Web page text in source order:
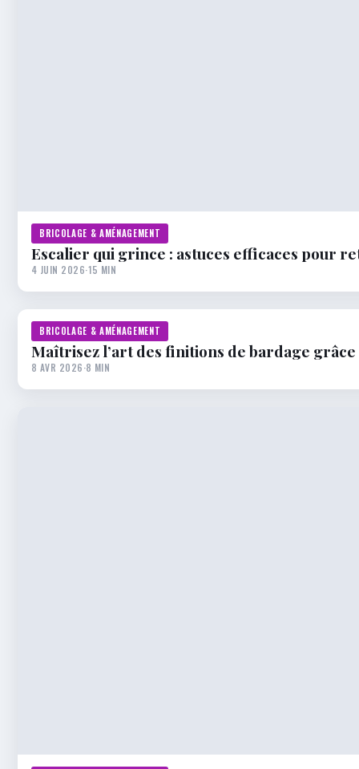
BRICOLAGE & AMÉNAGEMENT
Escalier qui grince : astuces efficaces pour
4 JUIN 2026·15 MIN
BRICOLAGE & AMÉNAGEMENT
Maîtrisez l’art des finitions de bardage grâce
8 AVR 2026·8 MIN